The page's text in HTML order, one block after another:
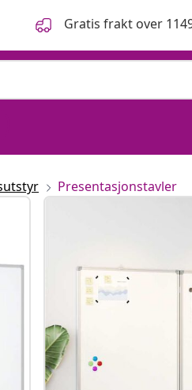
Gratis frakt over
Presentasjonstavler